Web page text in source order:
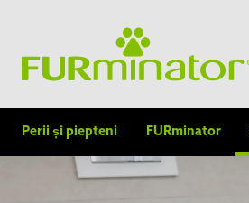
Perii și piepteni FURminator